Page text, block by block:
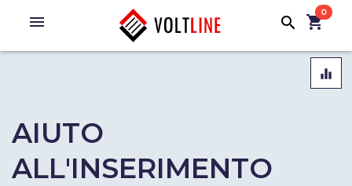
menu search
0
shopping_cart
equalizer
AIUTO
ALL'INSERIMENTO